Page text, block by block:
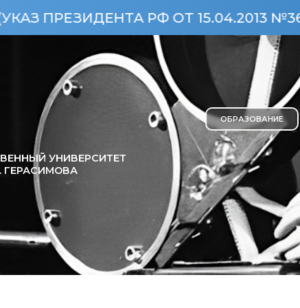
РФ ОТ 15.04.2013 №360)
УНИВЕРСИТЕТ
ГЕРАСИМОВА
ОБРАЗОВАНИЕ